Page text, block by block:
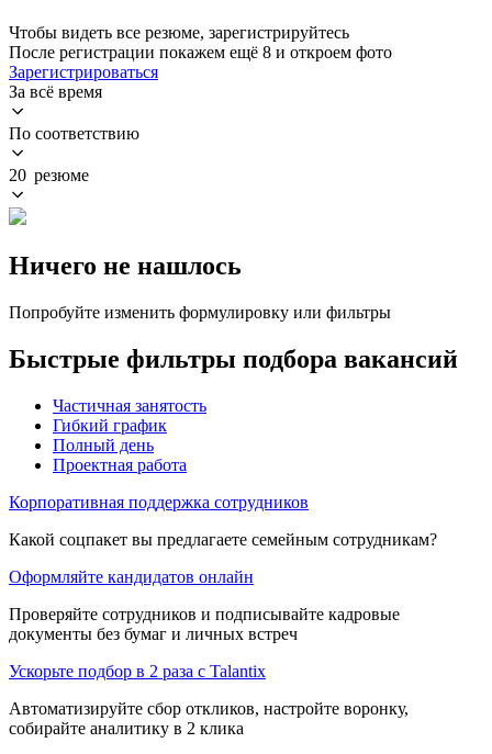
Чтобы видеть все резюме, зарегистрируйтесь
После регистрации покажем ещё 8 и откроем фото
Зарегистрироваться
За всё время
По соответствию
20 резюме
Ничего не нашлось
Попробуйте изменить формулировку или фильтры
Быстрые фильтры подбора вакансий
Частичная занятость
Гибкий график
Полный день
Проектная работа
Корпоративная поддержка сотрудников
Какой соцпакет вы предлагаете семейным сотрудникам?
Оформляйте кандидатов онлайн
Проверяйте сотрудников и подписывайте кадровые
документы без бумаг и личных встреч
Ускорьте подбор в 2 раза с Talantix
Автоматизируйте сбор откликов, настройте воронку,
собирайте аналитику в 2 клика